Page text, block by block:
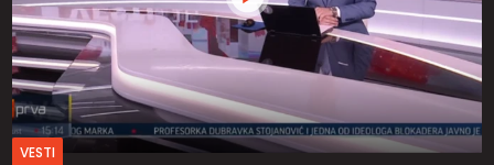
VESTI